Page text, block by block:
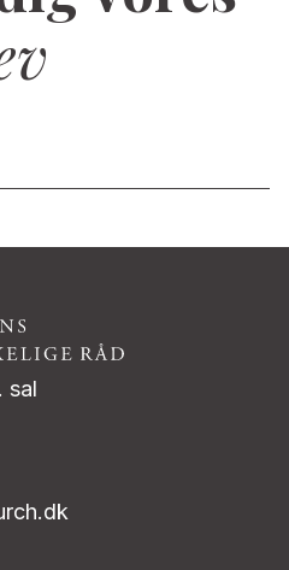
sal